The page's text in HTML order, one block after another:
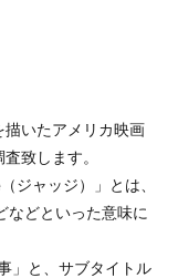
いたアメリカ映画
致します。
ジャッジ）」とは、
などといった意味に
」と、サブタイトル